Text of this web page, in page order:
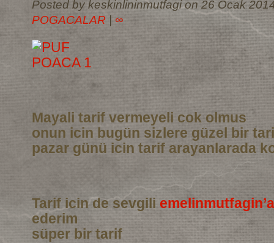
Posted by keskinlininmutfagi on 26 Ocak
POGACALAR
∞
Mayali tarif vermeyeli cok olmus
onun icin bugün sizlere güzel bir
pazar günü icin tarif arayanlarada
Tarif icin de sevgiliemelinmutfagin’a
ederim
süper bir tarif